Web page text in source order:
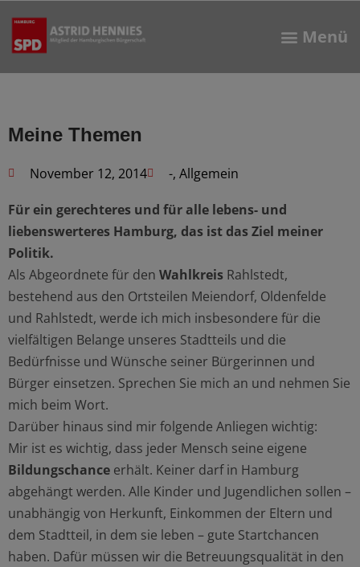
Meine Themen
November 12, 2014 -, Allgemein
Für ein gerechteres und für alle lebens- und
liebenswerteres Hamburg, das ist das Ziel meiner
Politik.
Als Abgeordnete für den Wahlkreis Rahlstedt,
bestehend aus den Ortsteilen Meiendorf, Oldenfelde
und Rahlstedt, werde ich mich insbesondere für die
vielfältigen Belange unseres Stadtteils und die
Bedürfnisse und Wünsche seiner Bürgerinnen und
Bürger einsetzen. Sprechen Sie mich an und nehmen Sie
mich beim Wort.
Darüber hinaus sind mir folgende Anliegen wichtig:
Mir ist es wichtig, dass jeder Mensch seine eigene
Bildungschance erhält. Keiner darf in Hamburg
abgehängt werden. Alle Kinder und Jugendlichen sollen –
unabhängig von Herkunft, Einkommen der Eltern und
dem Stadtteil, in dem sie leben – gute Startchancen
haben. Dafür müssen wir die Betreuungsqualität in den